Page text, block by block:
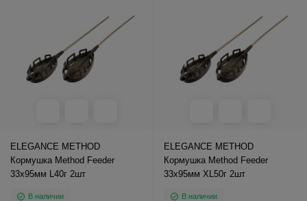
ELEGANCE METHOD
Кормушка Method Feeder
33х95мм L40г 2шт
В наличии
ELEGANCE METHOD
Кормушка Method Feeder
33х95мм XL50г 2шт
В наличии